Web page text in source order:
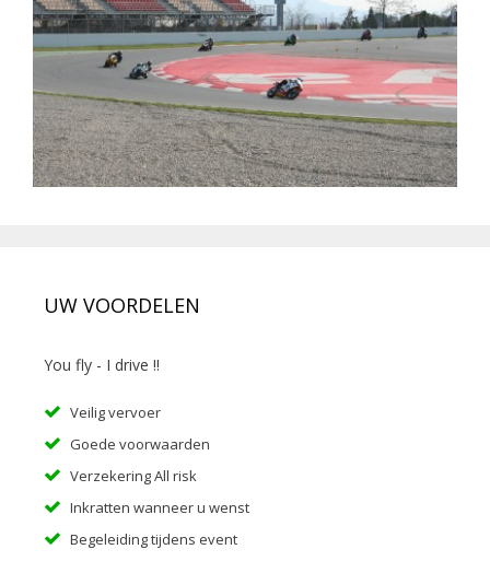
UW VOORDELEN
You fly - I drive !!
Veilig vervoer
Goede voorwaarden
Verzekering All risk
Inkratten wanneer u wenst
Begeleiding tijdens event